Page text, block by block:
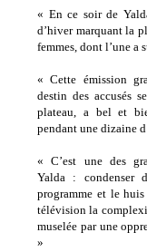
« En ce soir de
d’hiver marquant la
femmes, dont l’une a
« Cette émission
destin des accusés
plateau, a bel et
pendant une dizaine
« C’est une des
Yalda : condenser
programme et le
télévision la
muselée par une
»